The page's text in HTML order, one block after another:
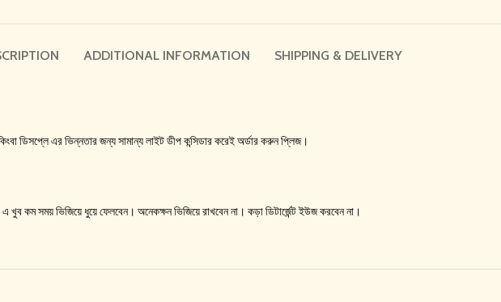
ADDITIONAL INFORMATION SHIPPING & DELIVERY
ডিসপ্লে এর ভিন্নতার জন্য সামান্য লাইট ডীপ কন্সিডার করেই অর্ডার করুন প্লিজ।
এ খুব কম সময় ভিজিয়ে ধুয়ে ফেলবেন। অনেকক্ষন ভিজিয়ে রাখবেন না। কড়া ডিটার্জেন্ট ইউজ করবেন না।